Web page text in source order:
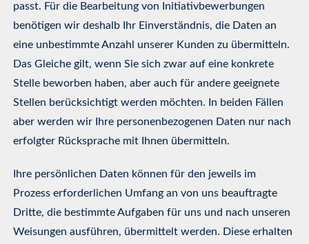
passt. Für die Bearbeitung von Initiativbewerbungen
benötigen wir deshalb Ihr Einverständnis, die Daten an
eine unbestimmte Anzahl unserer Kunden zu übermitteln.
Das Gleiche gilt, wenn Sie sich zwar auf eine konkrete
Stelle beworben haben, aber auch für andere geeignete
Stellen berücksichtigt werden möchten. In beiden Fällen
aber werden wir Ihre personenbezogenen Daten nur nach
erfolgter Rücksprache mit Ihnen übermitteln.
Ihre persönlichen Daten können für den jeweils im
Prozess erforderlichen Umfang an von uns beauftragte
Dritte, die bestimmte Aufgaben für uns und nach unseren
Weisungen ausführen, übermittelt werden. Diese erhalten